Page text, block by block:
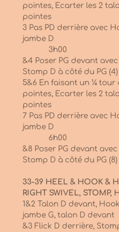
pointes, Ecarter les 2
pointes
3 Pas PD derrière avec
3h00
&4 Poser PG devant
Stomp D à côté du PG (4)
5&6 En faisant un ¼ tour
pointes, Ecarter les 2
pointes
7 Pas PD derrière avec
6h00
&8 Poser PG devant
Stomp D à côté du PG
33-39 HEEL & HOOK &
RIGHT SWIVEL, STOMP,
1&2 Talon D devant,
jambe G, talon D devant
&3 Flick D derrière,